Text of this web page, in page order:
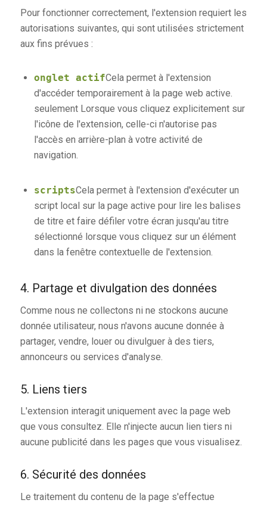
Pour fonctionner correctement, l'extension requiert les
autorisations suivantes, qui sont utilisées strictement
aux fins prévues :
onglet actifCela permet à l'extension
d'accéder temporairement à la page web active.
seulementLorsque vous cliquez explicitement sur
l'icône de l'extension, celle-ci n'autorise pas
l'accès en arrière-plan à votre activité de
navigation.
scriptsCela permet à l'extension d'exécuter un
script local sur la page active pour lire les balises
de titre et faire défiler votre écran jusqu'au titre
sélectionné lorsque vous cliquez sur un élément
dans la fenêtre contextuelle de l'extension.
4. Partage et divulgation des données
Comme nous ne collectons ni ne stockons aucune
donnée utilisateur, nous n'avons aucune donnée à
partager, vendre, louer ou divulguer à des tiers,
annonceurs ou services d'analyse.
5. Liens tiers
L'extension interagit uniquement avec la page web
que vous consultez. Elle n'injecte aucun lien tiers ni
aucune publicité dans les pages que vous visualisez.
6. Sécurité des données
Le traitement du contenu de la page s'effectue